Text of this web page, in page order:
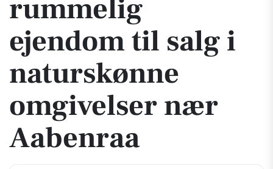
rummelig
ejendom til salg i
naturskønne
omgivelser nær
Aabenraa